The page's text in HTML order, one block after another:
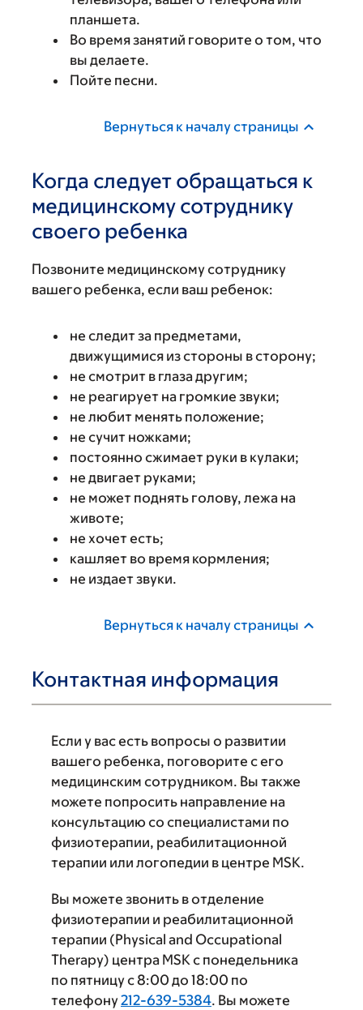
планшета.
Во время занятий говорите о том, что
вы делаете.
Пойте песни.
Вернуться к началу страницы
Когда следует обращаться к
медицинскому сотруднику
своего ребенка
Позвоните медицинскому сотруднику
вашего ребенка, если ваш ребенок:
не следит за предметами,
движущимися из стороны в сторону;
не смотрит в глаза другим;
не реагирует на громкие звуки;
не любит менять положение;
не сучит ножками;
постоянно сжимает руки в кулаки;
не двигает руками;
не может поднять голову, лежа на
животе;
не хочет есть;
кашляет во время кормления;
не издает звуки.
Вернуться к началу страницы
Контактная информация
Если у вас есть вопросы о развитии
вашего ребенка, поговорите с его
медицинским сотрудником. Вы также
можете попросить направление на
консультацию со специалистами по
физиотерапии, реабилитационной
терапии или логопедии в центре MSK.
Вы можете звонить в отделение
физиотерапии и реабилитационной
терапии (Physical and Occupational
Therapy) центра MSK с понедельника
по пятницу с 8:00 до 18:00 по
телефону212-639-5384. Вы можете